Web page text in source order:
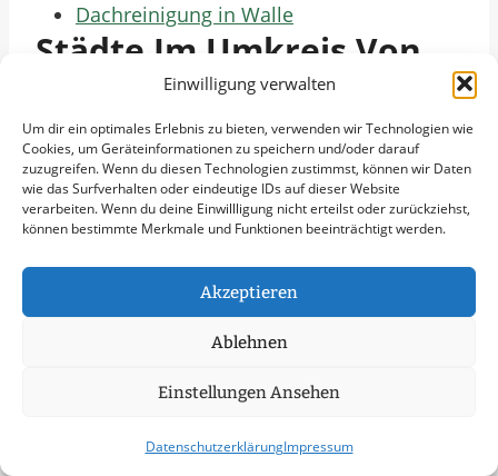
Einwilligung verwalten
Um dir ein optimales Erlebnis zu bieten, verwenden wir Technologien wie
Cookies, um Geräteinformationen zu speichern und/oder darauf
zuzugreifen. Wenn du diesen Technologien zustimmst, können wir Daten
wie das Surfverhalten oder eindeutige IDs auf dieser Website
verarbeiten. Wenn du deine Einwillligung nicht erteilst oder zurückziehst,
können bestimmte Merkmale und Funktionen beeinträchtigt werden.
Akzeptieren
Ablehnen
Einstellungen Ansehen
DatenschutzerklärungImpressum
Dachreinigung in Walle
Städte Im Umkreis Von
Schneeräumung in Altstadt
Schneeräumung in Neustadt
Schneeräumung in Findorff
Schneeräumung in Hemelingen
Schneeräumung in Obervieland
Schneeräumung in Schwachhausen
Schneeräumung in Gröpelingen
Schneeräumung in Huchting
Schneeräumung in Blumenthal